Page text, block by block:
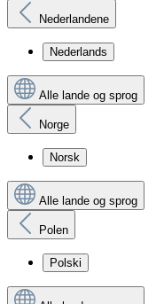
Nederlandene
Nederlands
Alle lande og sprog
Norge
Norsk
Alle lande og sprog
Polen
Polski